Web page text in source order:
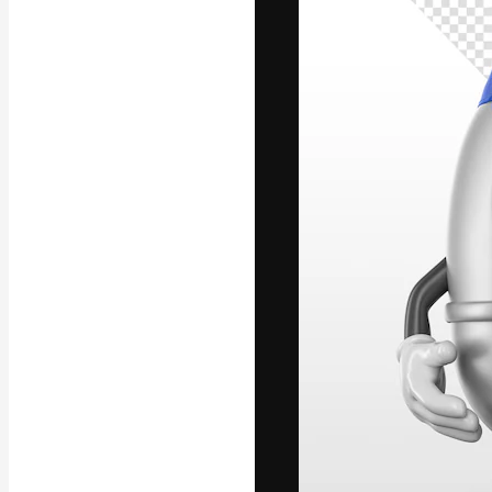
La
migliori lavori.
creativi,